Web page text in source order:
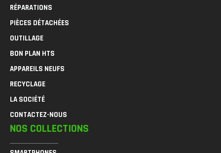
RÉPARATIONS
PIÈCES DÉTACHÉES
OUTILLAGE
BON PLAN HTS
APPAREILS NEUFS
RECYCLAGE
LA SOCIÉTÉ
CONTACTEZ-NOUS
NOS COLLECTIONS